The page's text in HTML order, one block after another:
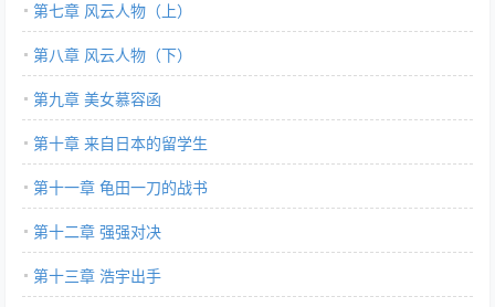
第七章 风云人物（上）
第八章 风云人物（下）
第九章 美女慕容函
第十章 来自日本的留学生
第十一章 龟田一刀的战书
第十二章 强强对决
第十三章 浩宇出手